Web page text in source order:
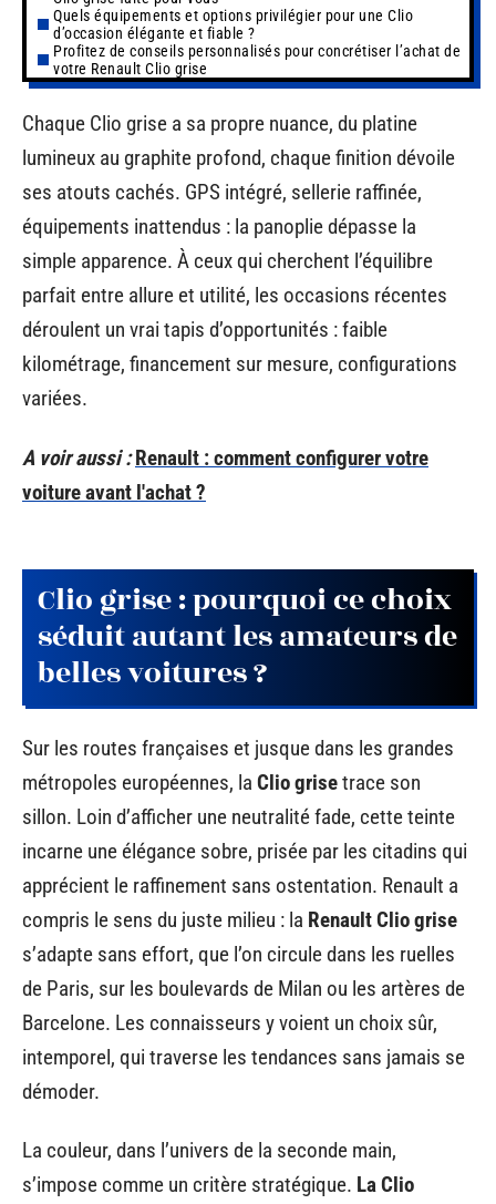
Quels équipements et options privilégier pour une Clio
d’occasion élégante et fiable ?
Profitez de conseils personnalisés pour concrétiser l’achat de
votre Renault Clio grise
Chaque Clio grise a sa propre nuance, du platine
lumineux au graphite profond, chaque finition dévoile
ses atouts cachés. GPS intégré, sellerie raffinée,
équipements inattendus : la panoplie dépasse la
simple apparence. À ceux qui cherchent l’équilibre
parfait entre allure et utilité, les occasions récentes
déroulent un vrai tapis d’opportunités : faible
kilométrage, financement sur mesure, configurations
variées.
A voir aussi : Renault : comment configurer votre
voiture avant l'achat ?
Clio grise : pourquoi ce choix
séduit autant les amateurs de
belles voitures ?
Sur les routes françaises et jusque dans les grandes
métropoles européennes, la Clio grisetrace son
sillon. Loin d’afficher une neutralité fade, cette teinte
incarne une élégance sobre, prisée par les citadins qui
apprécient le raffinement sans ostentation. Renault a
compris le sens du juste milieu : la Renault Clio grise
s’adapte sans effort, que l’on circule dans les ruelles
de Paris, sur les boulevards de Milan ou les artères de
Barcelone. Les connaisseurs y voient un choix sûr,
intemporel, qui traverse les tendances sans jamais se
démoder.
La couleur, dans l’univers de la seconde main,
s’impose comme un critère stratégique. La Clio